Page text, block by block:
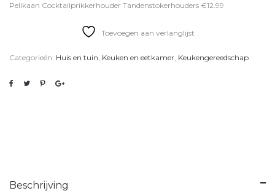
Pelikaan Cocktailprikkerhouder Tandenstokerhouders €12.99
Toevoegen aan verlanglijst
Categorieën: Huis en tuin, Keuken en eetkamer, Keukengereedschap
Beschrijving